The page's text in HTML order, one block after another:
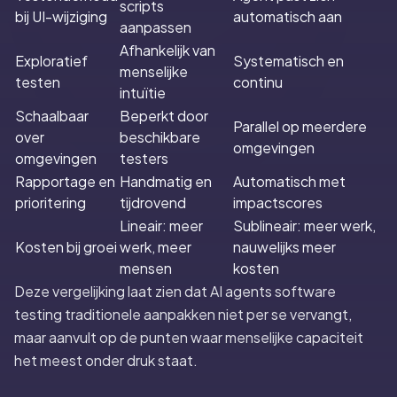
bij UI-wijziging
scripts
aanpassen
automatisch aan
Exploratief
testen
Afhankelijk van
menselijke
intuïtie
Systematisch en
continu
Schaalbaar
over
omgevingen
Beperkt door
beschikbare
testers
Parallel op meerdere
omgevingen
Rapportage en
prioritering
Handmatig en
tijdrovend
Automatisch met
impactscores
Kosten bij groei
Lineair: meer
werk, meer
mensen
Sublineair: meer werk,
nauwelijks meer
kosten
Deze vergelijking laat zien dat AI agents software
testing traditionele aanpakken niet per se vervangt,
maar aanvult op de punten waar menselijke capaciteit
het meest onder druk staat.